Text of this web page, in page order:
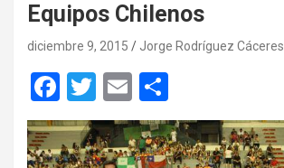
Equipos Chilenos
diciembre 9, 2015 Jorge Rodríguez Cáceres
F
a
ce
T
wi
tt
E
m
ail
o
m